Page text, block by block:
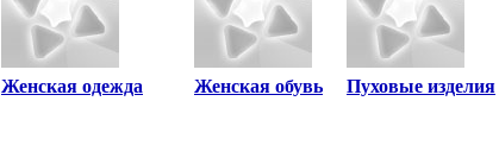
Женская одежда Женская обувь Пуховые изделия